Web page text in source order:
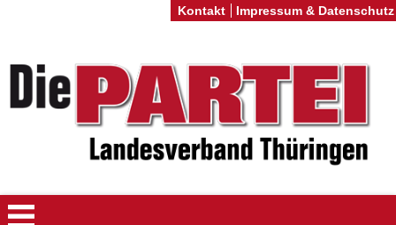
Kontakt Impressum & Datenschutz